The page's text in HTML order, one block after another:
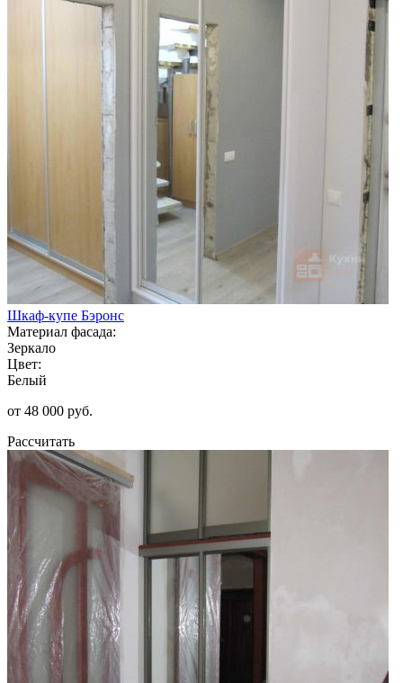
Шкаф-купе Бэронс
Материал фасада:
Зеркало
Цвет:
Белый
от 48 000 руб.
Рассчитать